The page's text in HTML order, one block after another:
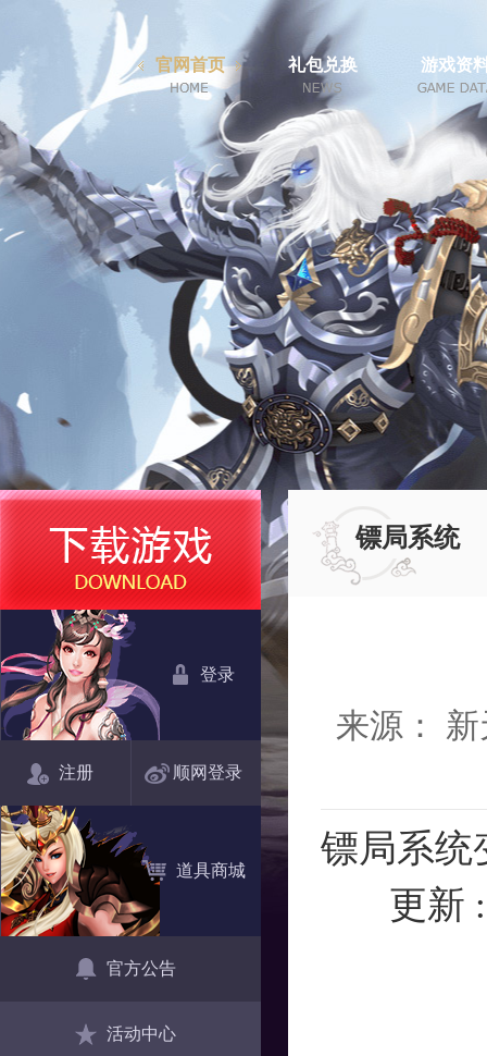
官网首页 礼包兑换 游戏资
登录
注册 顺网登录
道具商城
官方公告
活动中心
镖局系统
来源：
镖局系
更新 :